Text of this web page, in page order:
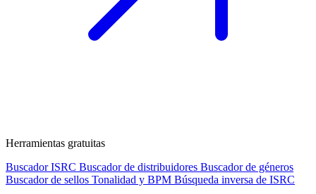
Herramientas gratuitas
Buscador ISRC Buscador de distribuidores Buscador de géneros
Buscador de sellos Tonalidad y BPM Búsqueda inversa de ISRC